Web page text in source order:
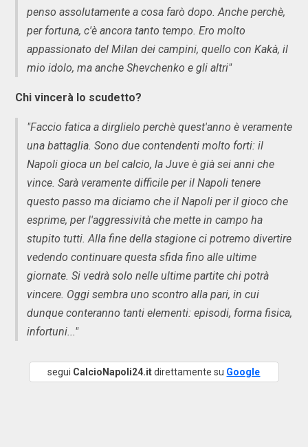
penso assolutamente a cosa farò dopo. Anche perchè,
per fortuna, c'è ancora tanto tempo. Ero molto
appassionato del Milan dei campini, quello con Kakà, il
mio idolo, ma anche Shevchenko e gli altri"
Chi vincerà lo scudetto?
"Faccio fatica a dirglielo perchè quest'anno è veramente
una battaglia. Sono due contendenti molto forti: il
Napoli gioca un bel calcio, la Juve è già sei anni che
vince. Sarà veramente difficile per il Napoli tenere
questo passo ma diciamo che il Napoli per il gioco che
esprime, per l'aggressività che mette in campo ha
stupito tutti. Alla fine della stagione ci potremo divertire
vedendo continuare questa sfida fino alle ultime
giornate. Si vedrà solo nelle ultime partite chi potrà
vincere. Oggi sembra uno scontro alla pari, in cui
dunque conteranno tanti elementi: episodi, forma fisica,
infortuni..."
segui CalcioNapoli24.itdirettamente su Google